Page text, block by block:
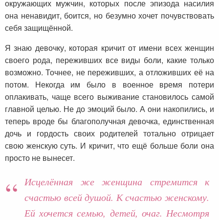
окружающих мужчин, которых после эпизода насилия
она ненавидит, боится, но безумно хочет почувствовать
себя защищённой.
Я знаю девочку, которая кричит от имени всех женщин
своего рода, переживших все виды боли, какие только
возможно. Точнее, не переживших, а отложивших её на
потом. Некогда им было в военное время потери
оплакивать, чаще всего выживание становилось самой
главной целью. Не до эмоций было. А они накопились, и
теперь вроде бы благополучная девочка, единственная
дочь и гордость своих родителей тотально отрицает
свою женскую суть. И кричит, что ещё больше боли она
просто не вынесет.
Исцелённая же женщина стремится к
счастью всей душой. К счастью женскому.
Ей хочется семью, детей, очаг. Несмотря